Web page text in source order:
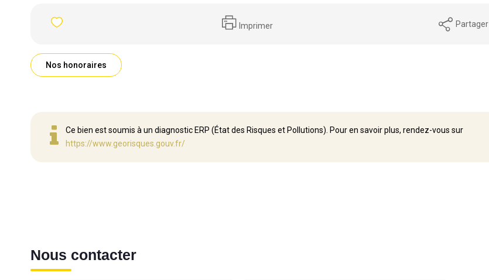
Imprimer Partager
Nos honoraires
Ce bien est soumis à un diagnostic ERP (État des Risques et Pollutions). Pour en savoir plus, rendez-vous sur
https://www.georisques.gouv.fr/
Nous contacter